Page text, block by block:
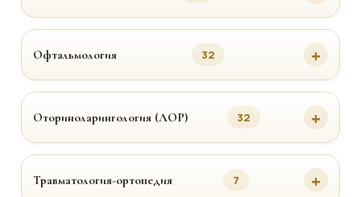
Офтальмология 32
Оториноларингология (ЛОР) 32
Травматология-ортопедия 7